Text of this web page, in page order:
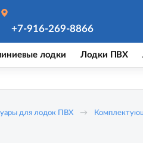
+7-916-269-8866
лодки Лодки ПВХ
для лодок ПВХ